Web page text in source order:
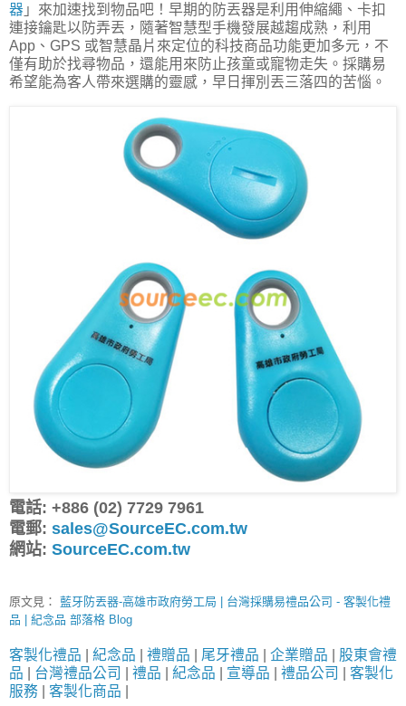
器 」來加速找到物品吧！早期的防丟器是利用伸縮繩、卡扣
連接鑰匙以防弄丟，隨著智慧型手機發展越趨成熟，利用
App、GPS 或智慧晶片來定位的科技商品功能更加多元，不
僅有助於找尋物品，還能用來防止孩童或寵物走失。採購易
希望能為客人帶來選購的靈感，早日揮別丟三落四的苦惱。
電話: +886 (02) 7729 7961
電郵: sales@SourceEC.com.tw
網站: SourceEC.com.tw
原文見： 藍牙防丟器-高雄市政府勞工局 | 台灣採購易禮品公司 - 客製化禮
品 | 紀念品 部落格 Blog
客製化禮品 紀念品 禮贈品 尾牙禮品 企業贈品
股東會禮
品
台灣禮品公司 禮品 紀念品 宣導品 禮品公司
客製化
服務
客製化商品